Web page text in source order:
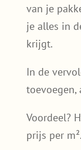
van je
je alles in
krijgt.
In de
toevoegen,
Voordeel?
prijs per m².